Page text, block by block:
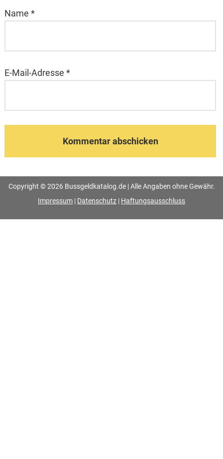
Name *
E-Mail-Adresse *
Copyright © 2026 Bussgeldkatalog.de | Alle Angaben ohne Gewähr.
Impressum | Datenschutz | Haftungsausschluss